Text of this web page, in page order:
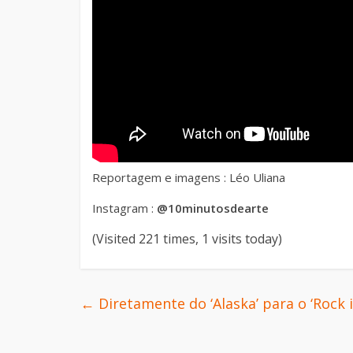
Reportagem e imagens : Léo Uliana
Instagram : @10minutosdearte
(Visited 221 times, 1 visits today)
← Diretamente do ‘Alaska’ para o